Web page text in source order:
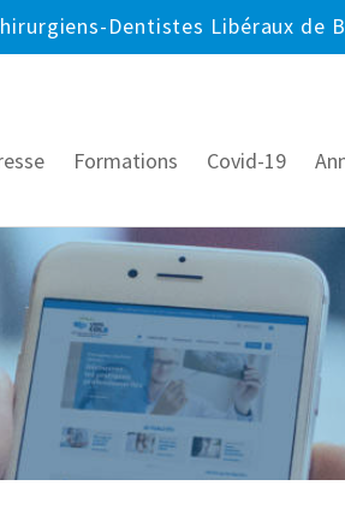
Dentistes Libéraux de
Formations Covid-19